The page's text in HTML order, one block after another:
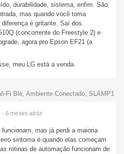
durabilidade, sistema, enfim. São
mas quando você toma
é gritante. Saí dos
(concorrente do Freestyle 2) e
agora pro Epson EF21 (a
meu LG está a venda.
Fi Ble, Ambiente Conectado, SLAMP1
- 6 meses atrás
mas já perdi a maioria
sintoma é quando elas começam
rotinas de automação funcionam de